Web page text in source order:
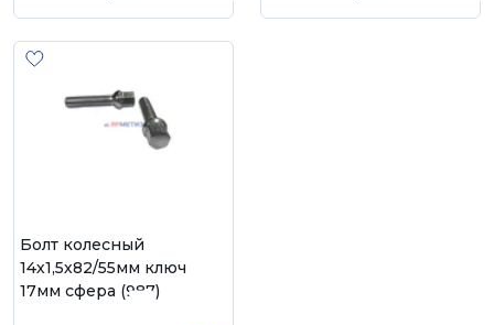
Болт колесный
14х1,5х82/55мм ключ
17мм сфера (987)